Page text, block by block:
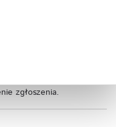
związanych z
prosimy o kontakt
prosimy o opis
zakupu oraz
odpowiedzi.
jednak ich brak
zgłoszenia.